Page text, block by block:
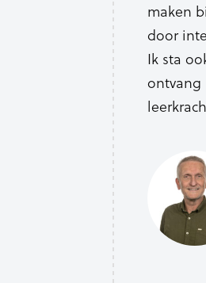
maken
door
Ik sta
ontvang